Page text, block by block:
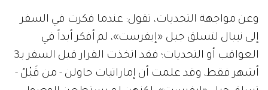
وعن مواجهة التحديات، تقول: عندما فكرت في السفر
إلى نيبال لتسلق جبل «إيفرست»، لم أفكر أبداً في
العواقب أو التحديات؛ فقد اتخذت القرار قبل السفر بـ3
أشهر فقط، وقد علمت أن إماراتيات حاولن - من قَبْلُ -